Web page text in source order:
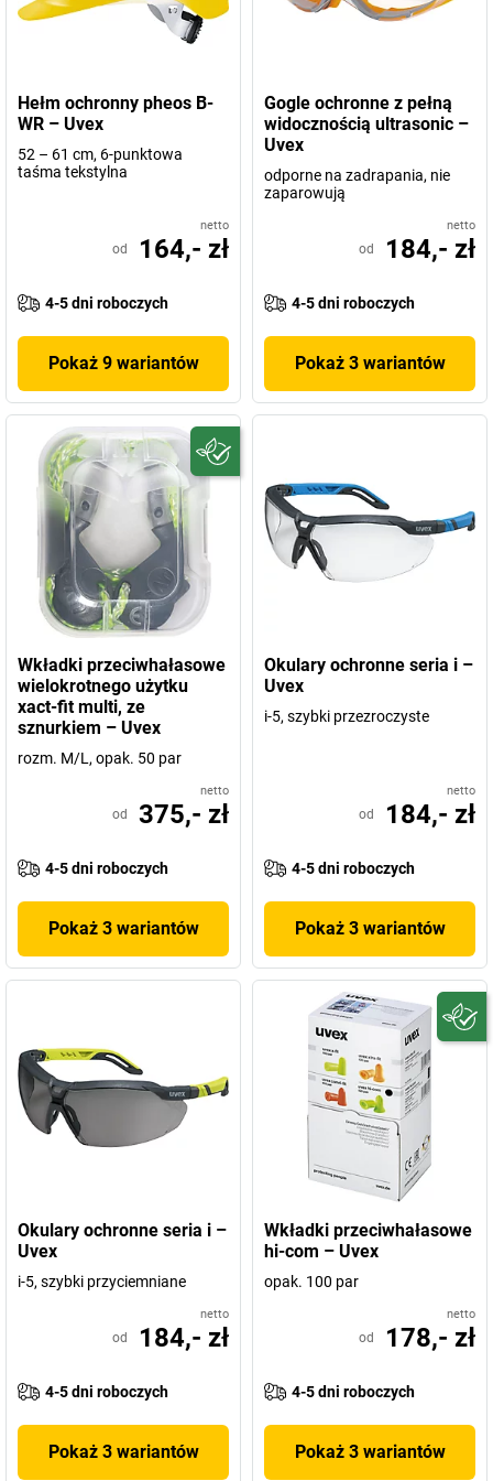
doskonałą ergonomią, zapewniają swobodę ruchów, stabilność i
elastyczność. Bez względu na to, jak wysokim wymaganiom
Marka uvex oznacza bezpieczeństwo pracy made in Germany,
podlegające ścisłej certyfikacji i wielokrotnym kontrolom. Tylko w
ten sposób produkty mogą spełniać wewnętrzny standard jakości
„Made in uvex“.
Hełm ochronny pheos B-
WR – Uvex
52 – 61 cm, 6-punktowa
taśma tekstylna
netto
od 164,- zł
4-5 dni roboczych
Pokaż 9 wariantów
Gogle ochronne z pełną
widocznością ultrasonic –
Uvex
odporne na zadrapania, nie
zaparowują
netto
od 184,- zł
4-5 dni roboczych
Pokaż 3 wariantów
Wkładki przeciwhałasowe
wielokrotnego użytku
xact-fit multi, ze
sznurkiem – Uvex
rozm. M/L, opak. 50 par
netto
od 375,- zł
4-5 dni roboczych
Pokaż 3 wariantów
Okulary ochronne seria i –
Uvex
i-5, szybki przezroczyste
netto
od 184,- zł
4-5 dni roboczych
Pokaż 3 wariantów
Okulary ochronne seria i –
Uvex
i-5, szybki przyciemniane
netto
od 184,- zł
4-5 dni roboczych
Pokaż 3 wariantów
Wkładki przeciwhałasowe
hi-com – Uvex
opak. 100 par
netto
od 178,- zł
4-5 dni roboczych
Pokaż 3 wariantów